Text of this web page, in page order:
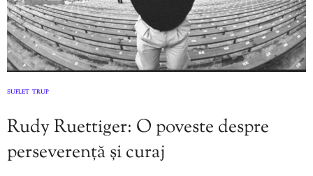
SUFLET TRUP
Rudy Ruettiger: O poveste despre
perseverență și curaj